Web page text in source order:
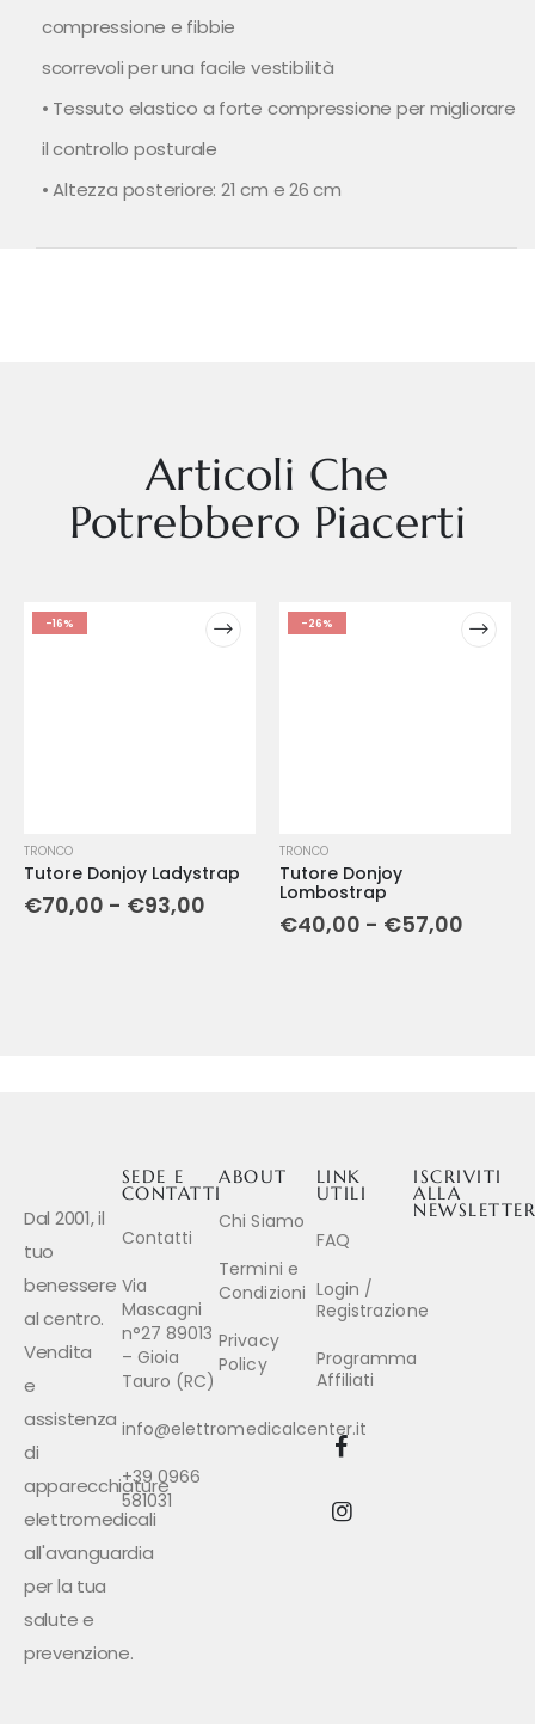
compressione e fibbie
scorrevoli per una facile vestibilità
• Tessuto elastico a forte compressione per migliorare
il controllo posturale
• Altezza posteriore: 21 cm e 26 cm
Articoli Che
Potrebbero Piacerti
-16%
TRONCO
Tutore Donjoy Ladystrap
€70,00 - €93,00
-26%
TRONCO
Tutore Donjoy
Lombostrap
€40,00 - €57,00
Dal 2001, il
tuo
benessere
al centro.
Vendita
e
assistenza
di
apparecchiature
elettromedicali
all'avanguardia
per la tua
salute e
prevenzione.
LINK
UTILI
FAQ
Login /
Registrazione
Programma
Affiliati
ABOUT
Chi Siamo
Termini e
Condizioni
Privacy
Policy
SEDE E
CONTATTI
Contatti
Via
Mascagni
n°27 89013
– Gioia
Tauro (RC)
info@elettromedicalcenter.it
+39 0966
581031
ISCRIVITI
ALLA